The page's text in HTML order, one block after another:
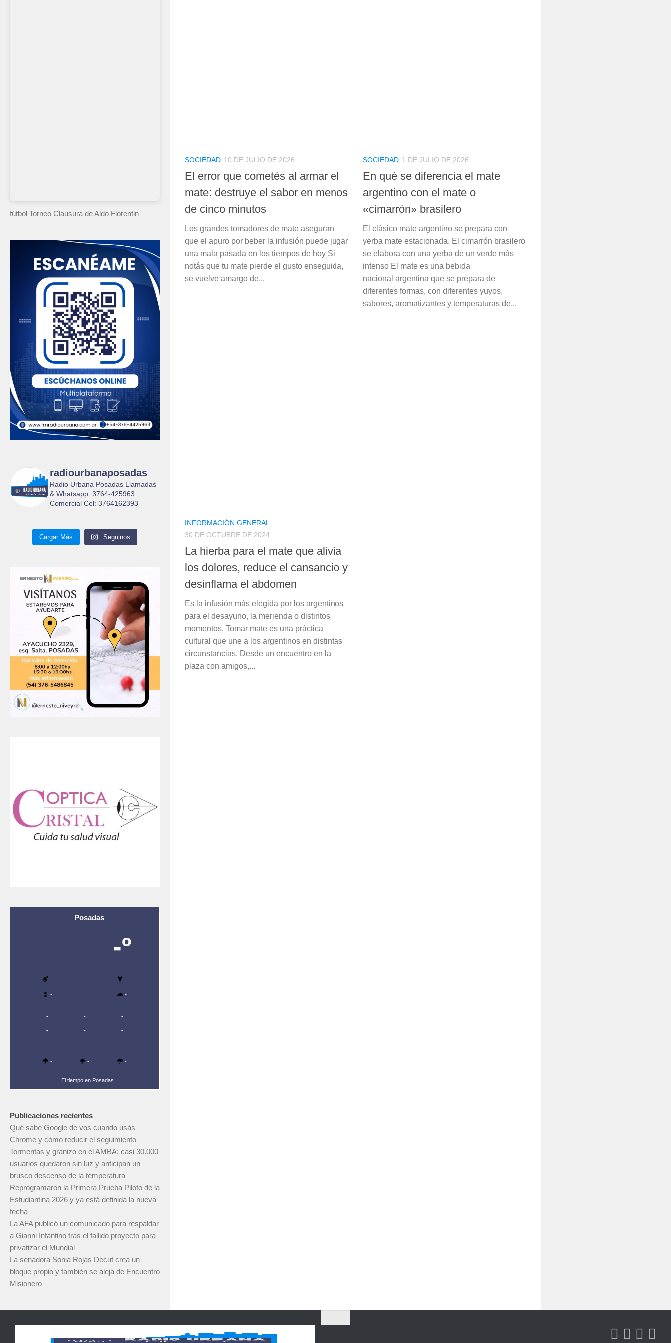
SOCIEDAD 10 DE JULIO DE 2026
El error que cometés al armar el
mate: destruye el sabor en menos
de cinco minutos
Los grandes tomadores de mate aseguran
que el apuro por beber la infusión puede jugar
una mala pasada en los tiempos de hoy Si
notás que tu mate pierde el gusto enseguida,
se vuelve amargo de...
SOCIEDAD 1 DE JULIO DE 2026
En qué se diferencia el mate
argentino con el mate o
«cimarrón» brasilero
El clásico mate argentino se prepara con
yerba mate estacionada. El cimarrón brasilero
se elabora con una yerba de un verde más
intenso El mate es una bebida
nacional argentina que se prepara de
diferentes formas, con diferentes yuyos,
sabores, aromatizantes y temperaturas de...
INFORMACIÓN GENERAL
30 DE OCTUBRE DE 2024
La hierba para el mate que alivia
los dolores, reduce el cansancio y
desinflama el abdomen
Es la infusión más elegida por los argentinos
para el desayuno, la merienda o distintos
momentos. Tomar mate es una práctica
cultural que une a los argentinos en distintas
circunstancias. Desde un encuentro en la
plaza con amigos,...
fútbol Torneo Clausurade Aldo Florentin
radiourbanaposadas
Radio Urbana Posadas Llamadas
& Whatsapp: 3764-425963
Comercial Cel: 3764162393
Cargar Más Seguinos
Posadas
-º
- -
- -
-
-
-
-
-
-
-
-
-
El tiempo en Posadas
Publicaciones recientes
Qué sabe Google de vos cuando usás
Chrome y cómo reducir el seguimiento
Tormentas y granizo en el AMBA: casi 30.000
usuarios quedaron sin luz y anticipan un
brusco descenso de la temperatura
Reprogramaron la Primera Prueba Piloto de la
Estudiantina 2026 y ya está definida la nueva
fecha
La AFA publicó un comunicado para respaldar
a Gianni Infantino tras el fallido proyecto para
privatizar el Mundial
La senadora Sonia Rojas Decut crea un
bloque propio y también se aleja de Encuentro
Misionero